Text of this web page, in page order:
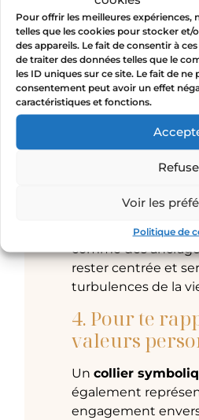
Pour offrir les meilleures expériences,
telles que les cookies pour stocker
des appareils. Le fait de consentir à
de traiter des données telles que le
les ID uniques sur ce site. Le fait de
consentement peut avoir un effet
caractéristiques et fonctions.
Voir les
Politique de
ton pouvoir
un symbole de
étoile, peut servir
rappeler que tu as
d’affronter
confiance.
3. Pour
de travailler sur ton
Les pierres et
comme des
rester centrée et
turbulences de la
4. Pour te
valeurs
Uncollier
également
engagement